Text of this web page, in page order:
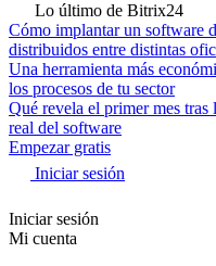
Lo último de Bitrix24
Cómo implantar un software
distribuidos entre distintas
Una herramienta más
los procesos de tu sector
Qué revela el primer mes
real del software
Empezar gratis
Iniciar sesión
Iniciar sesión
Mi cuenta